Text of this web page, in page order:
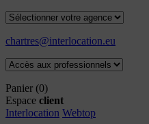
chartres@interlocation.eu
Panier (0)
Espace client
Interlocation Webtop